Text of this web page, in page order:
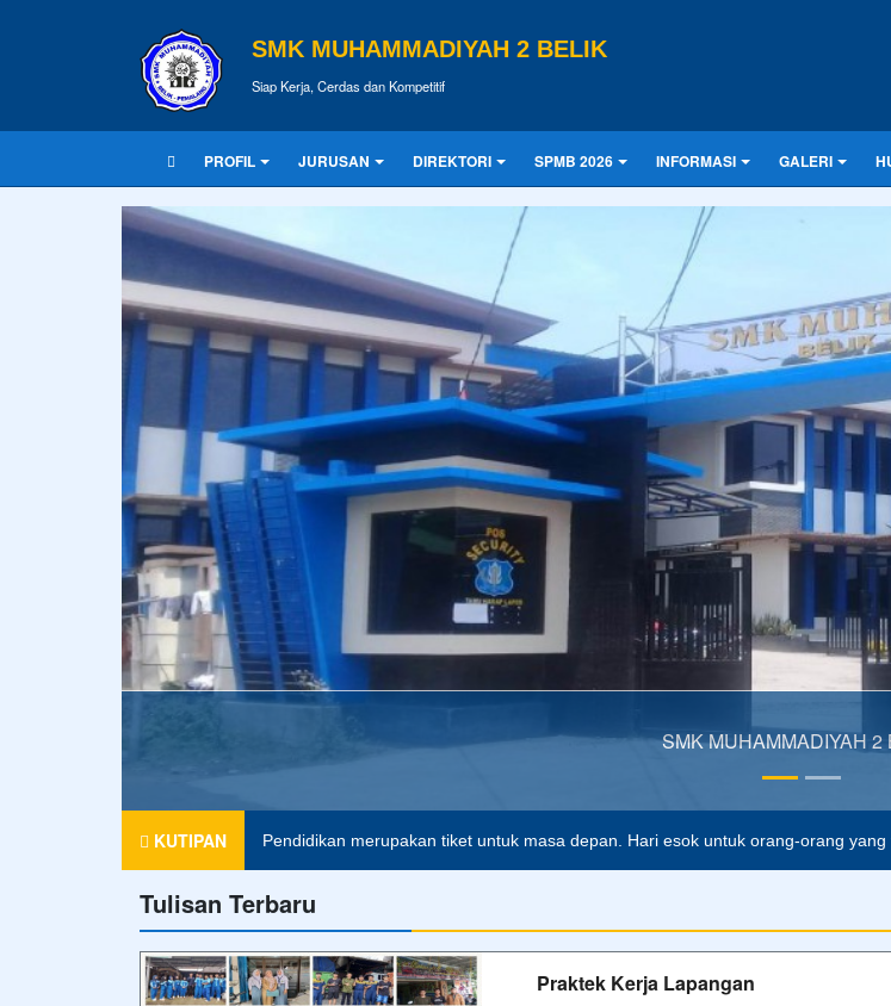
SMK MUHAMMADIYAH 2 BELIK
Siap Kerja, Cerdas dan Kompetitif
PROFIL JURUSAN DIREKTORI SPMB 2026 INFORMASI GALERI
KUTIPAN Pendidikan merupakan tiket untuk masa depan. Hari esok untuk orang-orang
Tulisan Terbaru
Praktek Kerja Lapangan